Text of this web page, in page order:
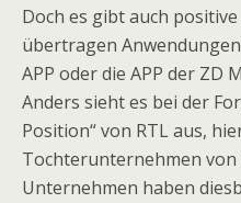
Doch es gibt auch
übertragen
APP oder die APP der ZD
Anders sieht es bei der
Position“ von RTL aus,
Tochterunternehmen
Unternehmen haben